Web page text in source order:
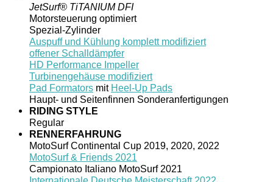
JetSurf® TiTANIUM DFI
Motorsteuerung optimiert
Spezial-Zylinder
Auspuff und Kühlung komplett modifiziert
offener Schalldämpfer
HD Performance Impeller
Turbinengehäuse modifiziert
Pad Formators mit Heel-Up Pads
Haupt- und Seitenfinnen Sonderanfertigungen
RIDING STYLE
Regular
RENNERFAHRUNG
MotoSurf Continental Cup 2019, 2020, 2022
MotoSurf & Friends 2021
Campionato Italiano MotoSurf 2021